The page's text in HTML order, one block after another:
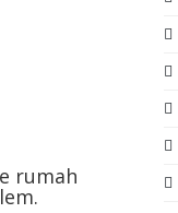
rumah